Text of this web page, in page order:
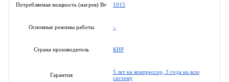
Потребляемая мощность (нагрев) Вт 1015
Основные режимы работы –
Страна производитель КНР
Гарантия
5 лет на компрессор, 3 года на всю
систему